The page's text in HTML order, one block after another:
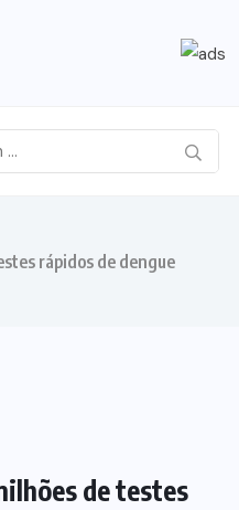
rápidos de dengue
de testes